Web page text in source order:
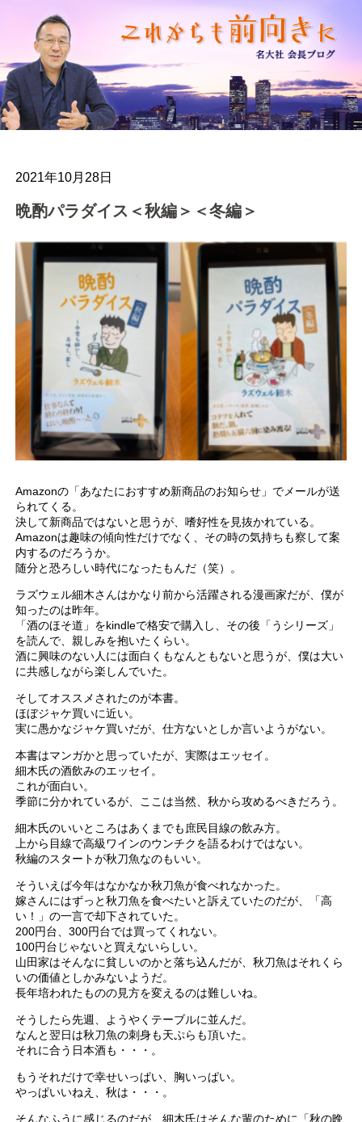
2021年10月28日
晩酌パラダイス＜秋編＞＜冬編＞
Amazonの「あなたにおすすめ新商品のお知らせ」でメールが送
られてくる。
決して新商品ではないと思うが、嗜好性を見抜かれている。
Amazonは趣味の傾向性だけでなく、その時の気持ちも察して案
内するのだろうか。
随分と恐ろしい時代になったもんだ（笑）。
ラズウェル細木さんはかなり前から活躍される漫画家だが、僕が
知ったのは昨年。
「酒のほそ道」をkindleで格安で購入し、その後「うシリーズ」
を読んで、親しみを抱いたくらい。
酒に興味のない人には面白くもなんともないと思うが、僕は大い
に共感しながら楽しんでいた。
そしてオススメされたのが本書。
ほぼジャケ買いに近い。
実に愚かなジャケ買いだが、仕方ないとしか言いようがない。
本書はマンガかと思っていたが、実際はエッセイ。
細木氏の酒飲みのエッセイ。
これが面白い。
季節に分かれているが、ここは当然、秋から攻めるべきだろう。
細木氏のいいところはあくまでも庶民目線の飲み方。
上から目線で高級ワインのウンチクを語るわけではない。
秋編のスタートが秋刀魚なのもいい。
そういえば今年はなかなか秋刀魚が食べれなかった。
嫁さんにはずっと秋刀魚を食べたいと訴えていたのだが、「高
い！」の一言で却下されていた。
200円台、300円台では買ってくれない。
100円台じゃないと買えないらしい。
山田家はそんなに貧しいのかと落ち込んだが、秋刀魚はそれくら
いの価値としかみないようだ。
長年培われたものの見方を変えるのは難しいね。
そうしたら先週、ようやくテーブルに並んだ。
なんと翌日は秋刀魚の刺身も天ぷらも頂いた。
それに合う日本酒も・・・。
もうそれだけで幸せいっぱい、胸いっぱい。
やっぱいいねえ、秋は・・・。
そんなふうに感じるのだが、細木氏はそんな輩のために「秋の晩